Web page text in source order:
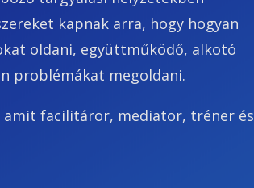
kapnak arra, hogy hogyan
oldani, együttműködő, alkotó
problémákat megoldani.
facilitáror, mediator, tréner és